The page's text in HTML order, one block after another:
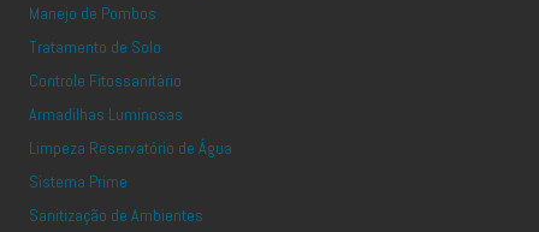
Manejo de Pombos
Tratamento de Solo
Controle Fitossanitário
Armadilhas Luminosas
Limpeza Reservatório de Água
Sistema Prime
Sanitização de Ambientes